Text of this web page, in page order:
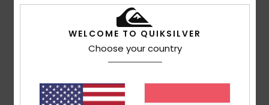
Durchschnittliche Bewertung
5.0/5
basierend auf1 verifizierten Bewertungenseit
November 2025
WELCOME TO QUIKSILVER
Choose your country